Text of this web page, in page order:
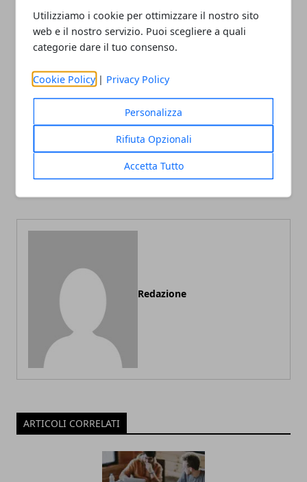
Utilizziamo i cookie per ottimizzare il nostro sito
web e il nostro servizio. Puoi scegliere a quali
categorie dare il tuo consenso.
Cookie Policy | Privacy Policy
Personalizza
Rifiuta Opzionali
Accetta Tutto
Vietata vendita e-cig
online: ecco il perché di
questa possibile scelta
Ignazio e Cecilia in crisi:
ecco le ultime novità sulla
coppia
Redazione
ARTICOLI CORRELATI